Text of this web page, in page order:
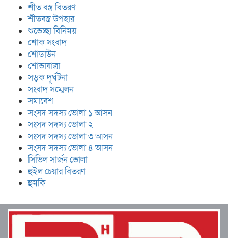
শীত বস্ত্র বিতরণ
শীতবস্ত্র উপহার
শুভেচ্ছা বিনিময়
শোক সংবাদ
শোডাউন
শোভাযাত্রা
সড়ক দূর্ঘটনা
সংবাদ সম্মেলন
সমাবেশ
সংসদ সদস্য ভোলা ১ আসন
সংসদ সদস্য ভোলা ২
সংসদ সদস্য ভোলা ৩ আসন
সংসদ সদস্য ভোলা ৪ আসন
সিভিল সার্জন ভোলা
হুইল চেয়ার বিতরণ
হুমকি